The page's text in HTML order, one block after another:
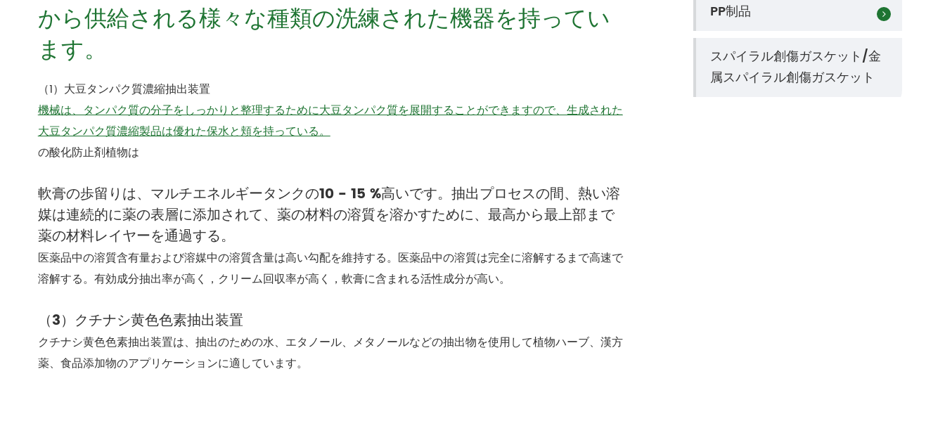
から供給される様々な種類の洗練された機器を持ってい
ます。
（1）大豆タンパク質濃縮抽出装置
機械は、タンパク質の分子をしっかりと整理するために大豆タンパク質を展開することができますので、生成された
大豆タンパク質濃縮製品は優れた保水と頬を持っている。
の酸化防止剤植物は
軟膏の歩留りは、マルチエネルギータンクの10 - 15 %高いです。抽出プロセスの間、熱い溶
媒は連続的に薬の表層に添加されて、薬の材料の溶質を溶かすために、最高から最上部まで
薬の材料レイヤーを通過する。
医薬品中の溶質含有量および溶媒中の溶質含量は高い勾配を維持する。医薬品中の溶質は完全に溶解するまで高速で
溶解する。有効成分抽出率が高く，クリーム回収率が高く，軟膏に含まれる活性成分が高い。
（3）クチナシ黄色色素抽出装置
クチナシ黄色色素抽出装置は、抽出のための水、エタノール、メタノールなどの抽出物を使用して植物ハーブ、漢方
薬、食品添加物のアプリケーションに適しています。
PP制品
スパイラル創傷ガスケット/金
属スパイラル創傷ガスケット